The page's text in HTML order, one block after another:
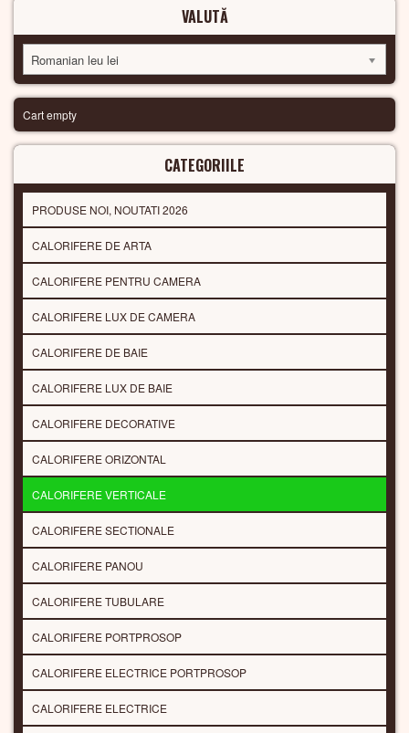
VALUTĂ
Romanian leu lei
Cart empty
CATEGORIILE
PRODUSE NOI, NOUTATI 2026
CALORIFERE DE ARTA
CALORIFERE PENTRU CAMERA
CALORIFERE LUX DE CAMERA
CALORIFERE DE BAIE
CALORIFERE LUX DE BAIE
CALORIFERE DECORATIVE
CALORIFERE ORIZONTAL
CALORIFERE VERTICALE
CALORIFERE SECTIONALE
CALORIFERE PANOU
CALORIFERE TUBULARE
CALORIFERE PORTPROSOP
CALORIFERE ELECTRICE PORTPROSOP
CALORIFERE ELECTRICE